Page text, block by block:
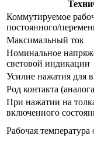
Коммутируемое
постоянного/
Максимальный ток
Номинальное
световой индикации
Усилие нажатия для
Род контакта
При нажатии на
включенного
Рабочая